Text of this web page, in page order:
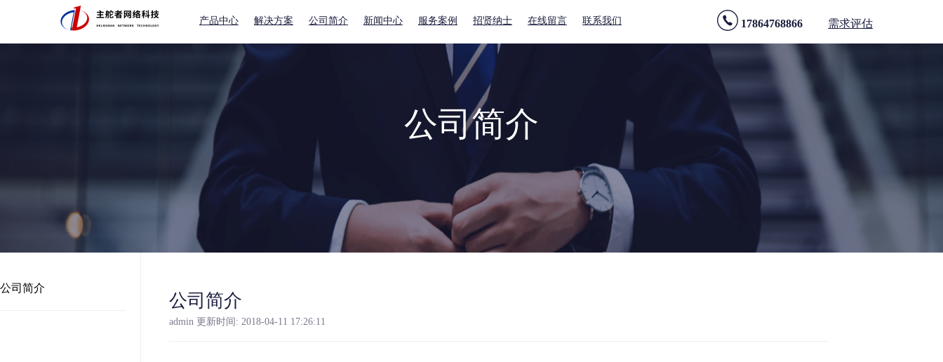
产品中心 解决方案 公司简介 新闻中心 服务案例 招贤纳士 在线留言 联系我们 17864768866 需求评估
公司简介
公司简介
公司简介
admin 更新时间: 2018-04-11 17:26:11